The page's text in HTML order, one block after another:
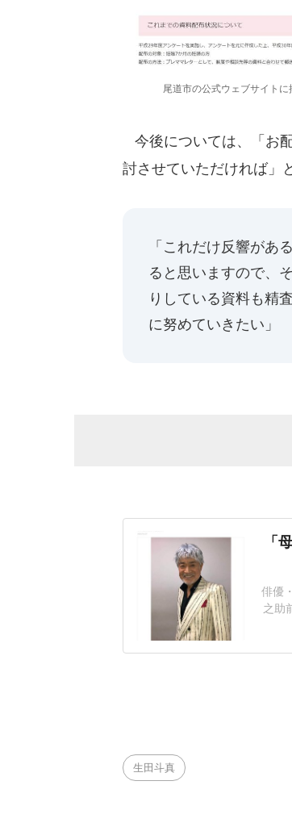
尾道市の公式ウェブサイト
今後については、「お
討させていただければ」
「これだけ反響があ
ると思いますので、
りしている資料も精
に努めていきたい」
「
俳優
之助
巡
ム
生田斗真